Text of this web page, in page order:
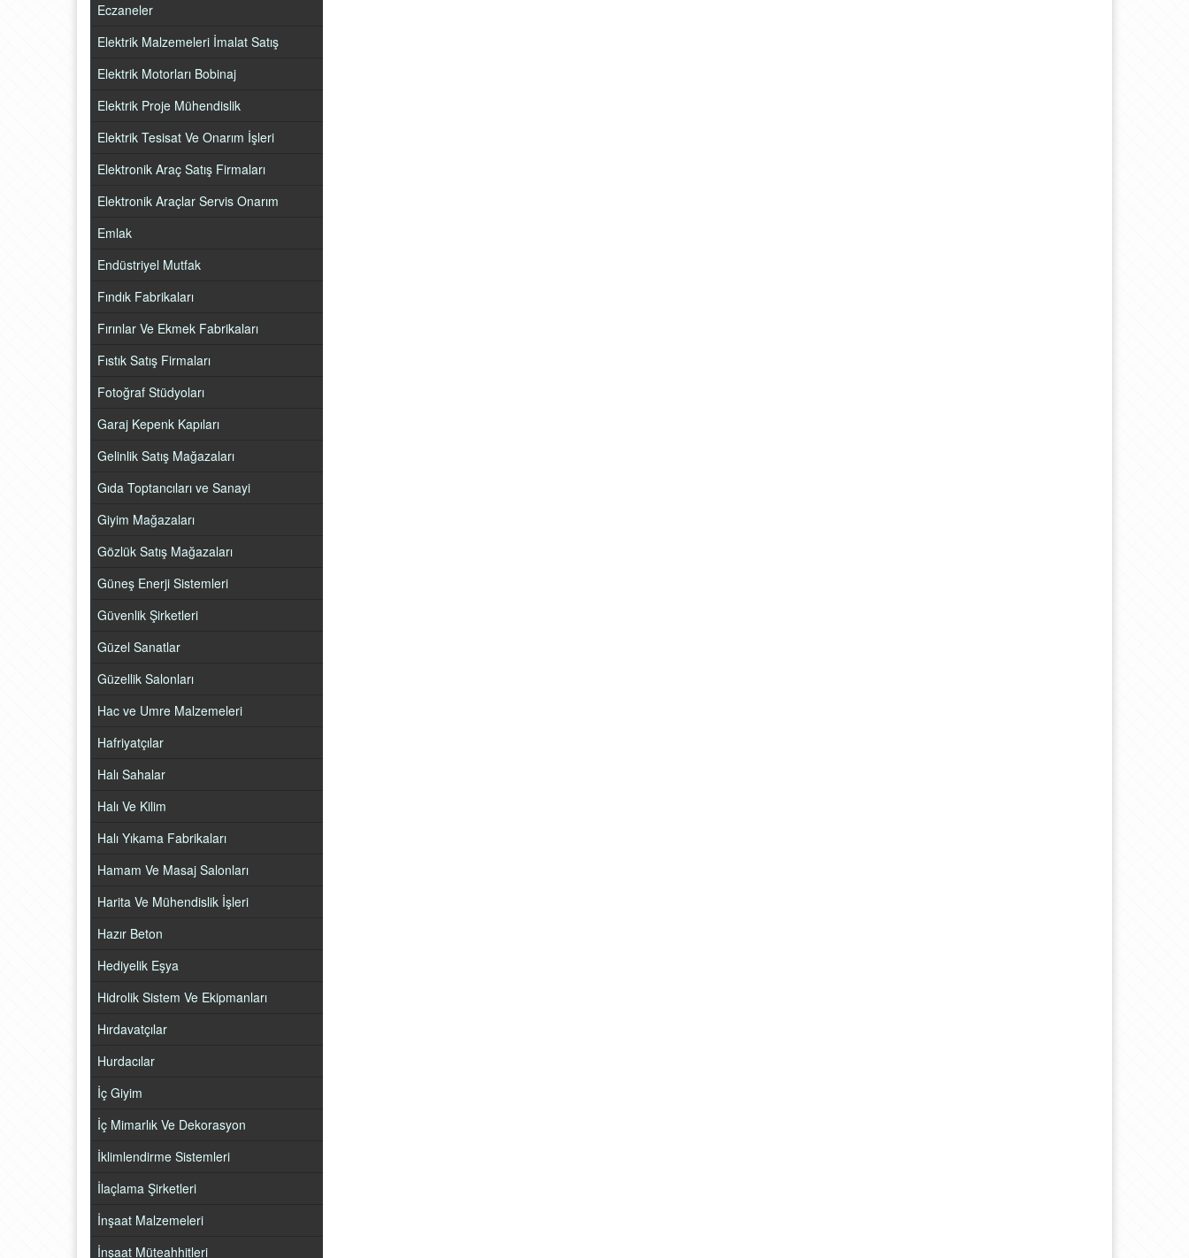
Eczaneler
Elektrik Malzemeleri İmalat Satış
Elektrik Motorları Bobinaj
Elektrik Proje Mühendislik
Elektrik Tesisat Ve Onarım İşleri
Elektronik Araç Satış Firmaları
Elektronik Araçlar Servis Onarım
Emlak
Endüstriyel Mutfak
Fındık Fabrikaları
Fırınlar Ve Ekmek Fabrikaları
Fıstık Satış Firmaları
Fotoğraf Stüdyoları
Garaj Kepenk Kapıları
Gelinlik Satış Mağazaları
Gıda Toptancıları ve Sanayi
Giyim Mağazaları
Gözlük Satış Mağazaları
Güneş Enerji Sistemleri
Güvenlik Şirketleri
Güzel Sanatlar
Güzellik Salonları
Hac ve Umre Malzemeleri
Hafriyatçılar
Halı Sahalar
Halı Ve Kilim
Halı Yıkama Fabrikaları
Hamam Ve Masaj Salonları
Harita Ve Mühendislik İşleri
Hazır Beton
Hediyelik Eşya
Hidrolik Sistem Ve Ekipmanları
Hırdavatçılar
Hurdacılar
İç Giyim
İç Mimarlık Ve Dekorasyon
İklimlendirme Sistemleri
İlaçlama Şirketleri
İnşaat Malzemeleri
İnşaat Müteahhitleri